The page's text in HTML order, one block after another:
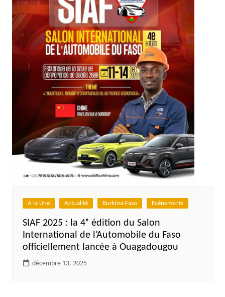
A la Une Actualité Burkina-Faso Evénements
SIAF 2025 : la 4ᵉ édition du Salon
International de l’Automobile du Faso
officiellement lancée à Ouagadougou
décembre 13, 2025